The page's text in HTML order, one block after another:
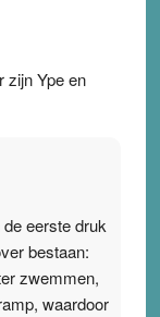
zijn Ype en
eerste druk
bestaan:
zwemmen,
waardoor